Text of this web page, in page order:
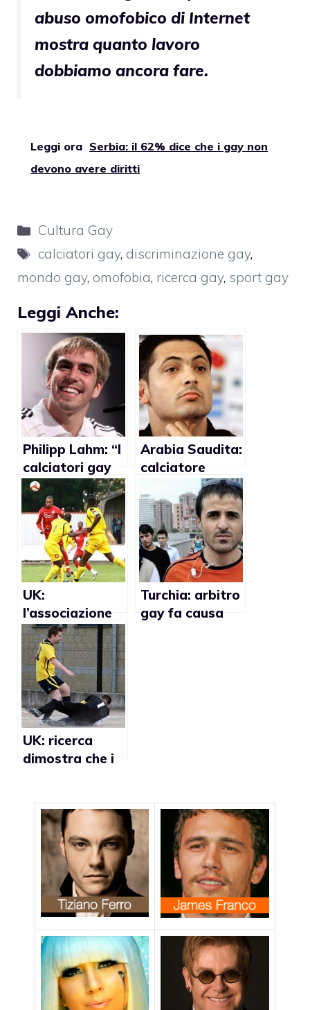
abuso omofobico di Internet
mostra quanto lavoro
dobbiamo ancora fare.
Leggi ora Serbia: il 62% dice che i gay non
devono avere diritti
Categorie
Cultura Gay
Tag
calciatori gay, discriminazione gay,
mondo gay, omofobia, ricerca gay, sport gay
Leggi Anche:
Philipp Lahm: “I
calciatori gay
sono esposti ad
abusi verbali”
Arabia Saudita:
calciatore
multato per
insulti omofobi
ad un
compagno
UK:
l’associazione
calciatori firma
uno statuto sui
diritti gay
Turchia: arbitro
gay fa causa
UK: ricerca
dimostra che i
l’omofobia nel
calcio